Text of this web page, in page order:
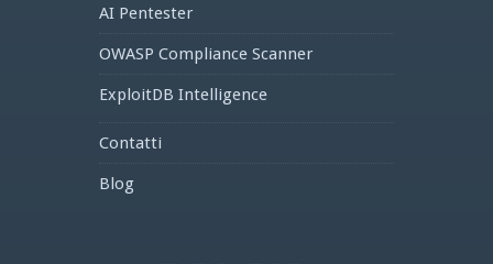
AI Pentester
OWASP Compliance Scanner
ExploitDB Intelligence
Contatti
Blog